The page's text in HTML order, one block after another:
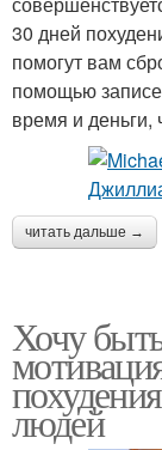
30 дней
помогут вам
помощью
время и
читать дальше →
Хочу
людей